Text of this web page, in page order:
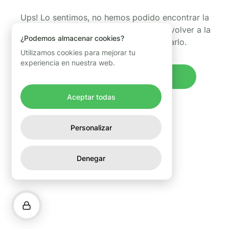
Ups! Lo sentimos, no hemos podido encontrar la
página que estabas buscando. Puedes volver a la
página de inicio y volver a intentarlo.
¿Podemos almacenar cookies?
Utilizamos cookies para mejorar tu
experiencia en nuestra web.
Aceptar todas
Personalizar
Denegar